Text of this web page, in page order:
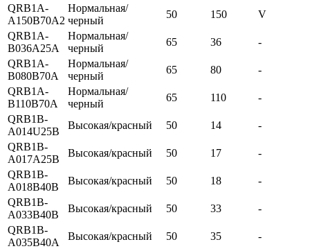
QRB1A-
A150B70A2
Нормальная/
черный
50 150
V
QRB1A-
B036A25A
Нормальная/
черный
65 36
-
QRB1A-
B080B70A
Нормальная/
черный
65 80
-
QRB1A-
B110B70A
Нормальная/
черный
65 110
-
QRB1B-
A014U25B
Высокая/красный 50 14
-
QRB1B-
A017A25B
Высокая/красный 50 17
-
QRB1B-
A018B40B
Высокая/красный 50 18
-
QRB1B-
A033B40B
Высокая/красный 50 33
-
QRB1B-
A035B40A
Высокая/красный 50 35
-